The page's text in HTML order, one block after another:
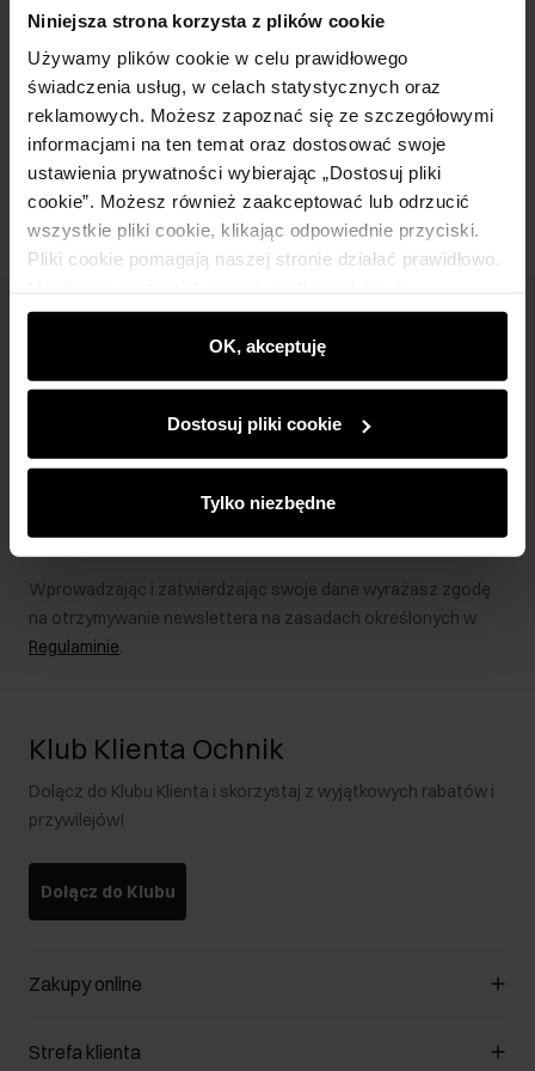
Niniejsza strona korzysta z plików cookie
Używamy plików cookie w celu prawidłowego
świadczenia usług, w celach statystycznych oraz
reklamowych. Możesz zapoznać się ze szczegółowymi
informacjami na ten temat oraz dostosować swoje
ustawienia prywatności wybierając „Dostosuj pliki
cookie”. Możesz również zaakceptować lub odrzucić
wszystkie pliki cookie, klikając odpowiednie przyciski.
Pliki cookie pomagają naszej stronie działać prawidłowo.
wyświetlać im dopasowane do ich preferencji treści,
rekomendacje oraz komunikaty reklamowe informujące o
najnowszych promocjach w e-sklepie. Informacje o tym,
partnerom społecznościowym, reklamowym i
analitycznym. Partnerzy mogą połączyć te informacje z
podczas korzystania z ich usług.
OK, akceptuję
Dostosuj pliki cookie
Tylko niezbędne
Szczegóły
Skład
Opinie
Bądź na bieżąco z nowościami i promocjami!
Wprowadzając i zatwierdzając swoje dane wyrażasz zgodę
na otrzymywanie newslettera na zasadach określonych w
Regulaminie.
Klub Klienta Ochnik
Dołącz do Klubu Klienta i skorzystaj z wyjątkowych rabatów i
przywilejów!
Dołącz do Klubu
Zakupy online
Zarządzaj cookies
Strefa klienta